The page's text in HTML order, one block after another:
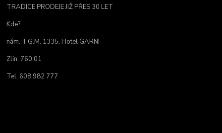
TRADICE PRODEJE JIŽ PŘES 30 LET
Kde?
nám. T.G.M. 1335, Hotel GARNI
Zlín, 760 01
Tel. 608 982 777